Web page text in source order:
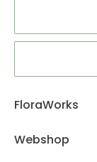
FloraWorks
Webshop